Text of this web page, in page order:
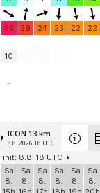
33 29 24 23 22 22
10
-
ICON 13 km
8.8. 2026 18 UTC
init: 8.8. 18 UTC
Sa
8.
Sa
8.
Sa
8.
Sa
8.
Sa
8.
Sa
8.